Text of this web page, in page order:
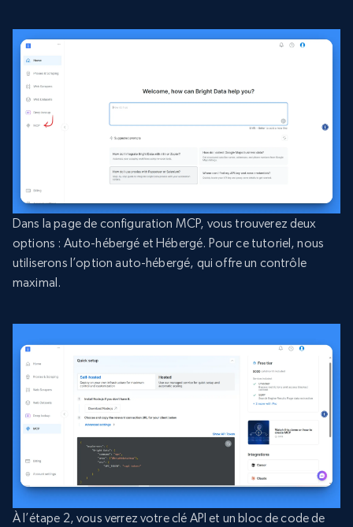
Dans la page de configuration MCP, vous trouverez deux
options : Auto-hébergé et Hébergé. Pour ce tutoriel, nous
utiliserons l’option auto-hébergé, qui offre un contrôle
maximal.
À l’étape 2, vous verrez votre clé API et un bloc de code de